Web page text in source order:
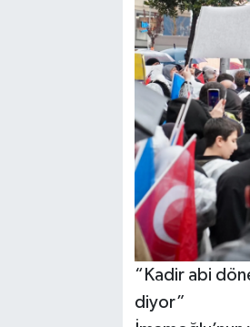
“Kadir abi
diyor”